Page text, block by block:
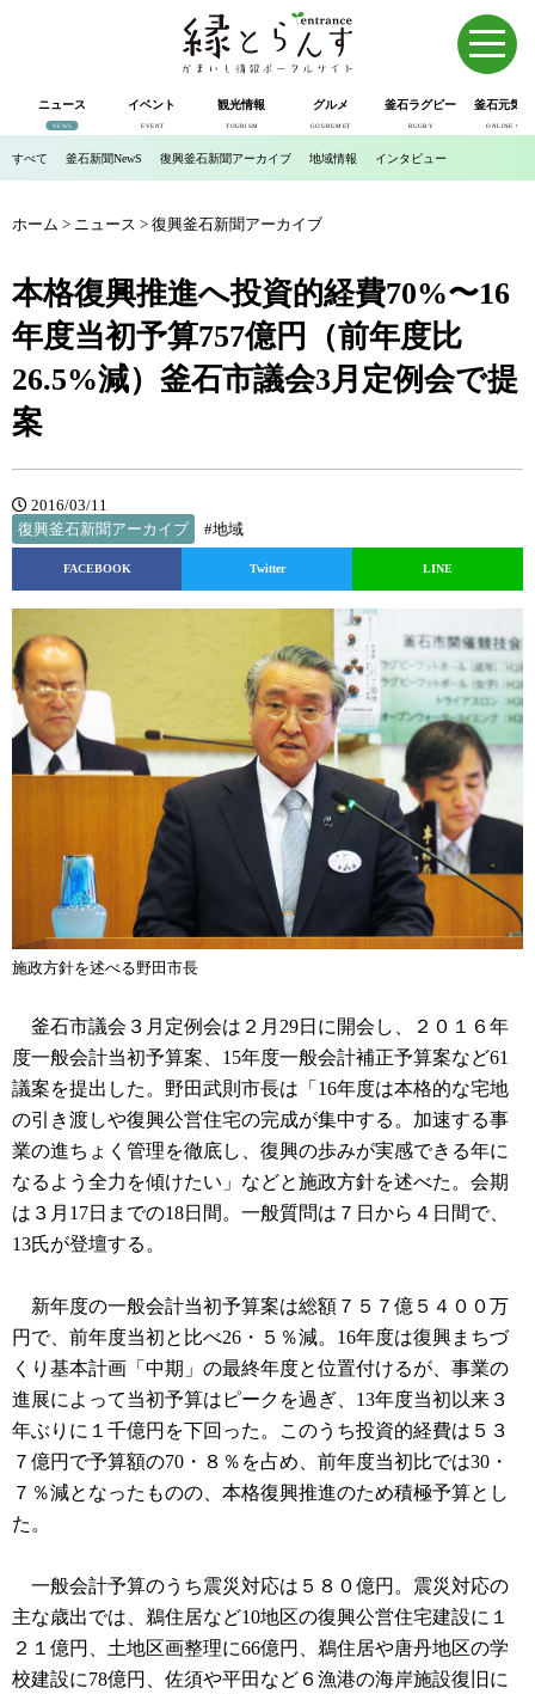
ニュース
NEWS
イベント
EVENT
観光情報
TOURISM
グルメ
GOURUMET
釜石ラグビー
RUGBY
釜石元気
ONLINE SHOP
すべて 釜石新聞NewS 復興釜石新聞アーカイブ 地域情報 インタビュー
ホーム > ニュース > 復興釜石新聞アーカイブ
本格復興推進へ投資的経費70%〜16
年度当初予算757億円（前年度比
26.5%減）釜石市議会3月定例会で提
案
2016/03/11
復興釜石新聞アーカイブ
#地域
FACEBOOK Twitter LINE
施政方針を述べる野田市長
釜石市議会３月定例会は２月29日に開会し、２０１６年
度一般会計当初予算案、15年度一般会計補正予算案など61
議案を提出した。野田武則市長は「16年度は本格的な宅地
の引き渡しや復興公営住宅の完成が集中する。加速する事
業の進ちょく管理を徹底し、復興の歩みが実感できる年に
なるよう全力を傾けたい」などと施政方針を述べた。会期
は３月17日までの18日間。一般質問は７日から４日間で、
13氏が登壇する。
新年度の一般会計当初予算案は総額７５７億５４００万
円で、前年度当初と比べ26・５％減。16年度は復興まちづ
くり基本計画「中期」の最終年度と位置付けるが、事業の
進展によって当初予算はピークを過ぎ、13年度当初以来３
年ぶりに１千億円を下回った。このうち投資的経費は５３
７億円で予算額の70・８％を占め、前年度当初比では30・
７％減となったものの、本格復興推進のため積極予算とし
た。
一般会計予算のうち震災対応は５８０億円。震災対応の
主な歳出では、鵜住居など10地区の復興公営住宅建設に１
２１億円、土地区画整理に66億円、鵜住居や唐丹地区の学
校建設に78億円、佐須や平田など６漁港の海岸施設復旧に